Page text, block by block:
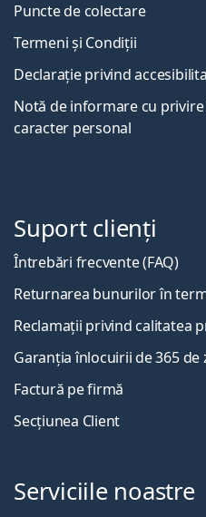
Puncte de colectare
Termeni și Condiții
Declarație privind
Notă de informare cu
caracter personal
Suport clienți
Întrebări frecvente (FAQ)
Returnarea bunurilor în
Reclamații privind calitatea
Garanția înlocuirii de 365 de
Factură pe firmă
Secțiunea Client
Serviciile noastre